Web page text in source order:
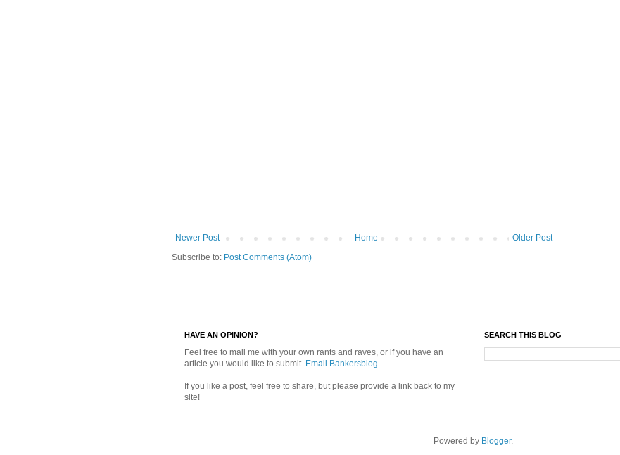
Newer Post Older Post
Home
Subscribe to: Post Comments (Atom)
HAVE AN OPINION?
Feel free to mail me with your own rants and raves, or if you have an
article you would like to submit. Email Bankersblog
If you like a post, feel free to share, but please provide a link back to my
site!
SEARCH THIS BLOG
Powered by Blogger.